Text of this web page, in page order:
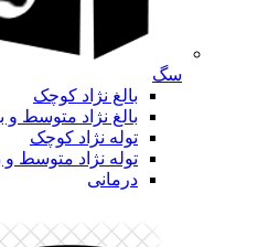
سگ
بالغ نژاد کوچک
بالغ نژاد متوسط و
توله نژاد کوچک
توله نژاد متوسط
درمانی